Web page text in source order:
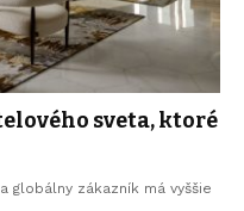
sveta, ktoré
globálny zákazník má vyššie